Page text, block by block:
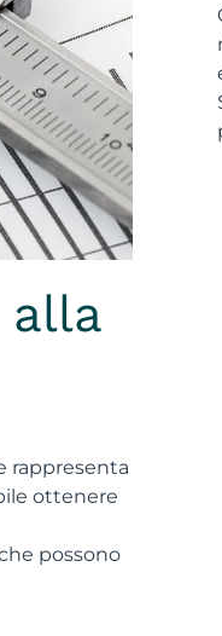
alla
rappresenta
ottenere
possono